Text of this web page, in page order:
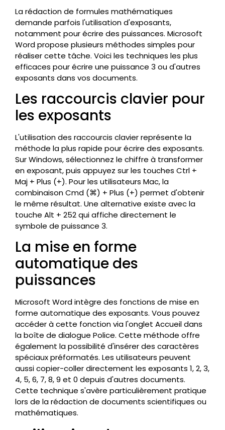
La rédaction de formules mathématiques
demande parfois l'utilisation d'exposants,
notamment pour écrire des puissances. Microsoft
Word propose plusieurs méthodes simples pour
réaliser cette tâche. Voici les techniques les plus
efficaces pour écrire une puissance 3 ou d'autres
exposants dans vos documents.
Les raccourcis clavier pour
les exposants
L'utilisation des raccourcis clavier représente la
méthode la plus rapide pour écrire des exposants.
Sur Windows, sélectionnez le chiffre à transformer
en exposant, puis appuyez sur les touches Ctrl +
Maj + Plus (+). Pour les utilisateurs Mac, la
combinaison Cmd (⌘) + Plus (+) permet d'obtenir
le même résultat. Une alternative existe avec la
touche Alt + 252 qui affiche directement le
symbole de puissance 3.
La mise en forme
automatique des
puissances
Microsoft Word intègre des fonctions de mise en
forme automatique des exposants. Vous pouvez
accéder à cette fonction via l'onglet Accueil dans
la boîte de dialogue Police. Cette méthode offre
également la possibilité d'insérer des caractères
spéciaux préformatés. Les utilisateurs peuvent
aussi copier-coller directement les exposants 1, 2, 3,
4, 5, 6, 7, 8, 9 et 0 depuis d'autres documents.
Cette technique s'avère particulièrement pratique
lors de la rédaction de documents scientifiques ou
mathématiques.